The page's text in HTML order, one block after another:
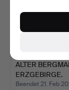
ALTER
ERZGEBIRGE.
Beendet 21. Feb